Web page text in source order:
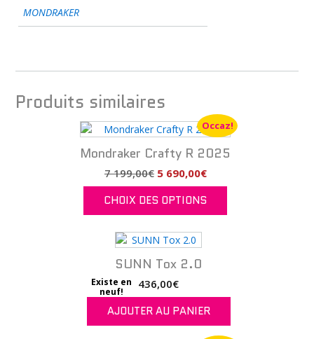
MONDRAKER
Produits similaires
Existe en
neuf!
Occaz!
Mondraker Crafty R 2025
7 199,00€ Le
prix
initial
était :
7
199,00€.
5 690,00€Le
prix
actuel
est :
CHOIX DES OPTIONS
produit
a
plusieurs
variations.
Les
options
peuvent
SUNN Tox 2.0
436,00€
AJOUTER AU PANIER